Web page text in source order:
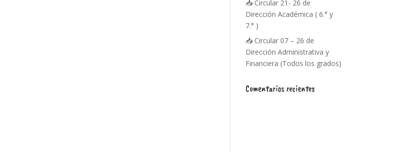
📥 Circular 21- 26 de
Dirección Académica ( 6.° y
7.° )
📥 Circular 07 – 26 de
Dirección Administrativa y
Financiera (Todos los grados)
Comentarios recientes